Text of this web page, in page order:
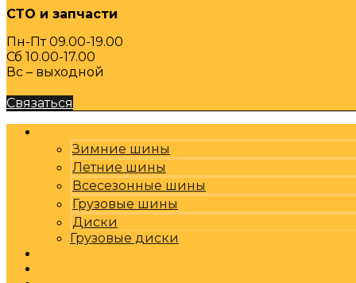
СТО и запчасти
Пн-Пт 09.00-19.00
Сб 10.00-17.00
Вс – выходной
Связаться
Зимние шины
Летние шины
Всесезонные шины
Грузовые шины
Диски
Грузовые диски